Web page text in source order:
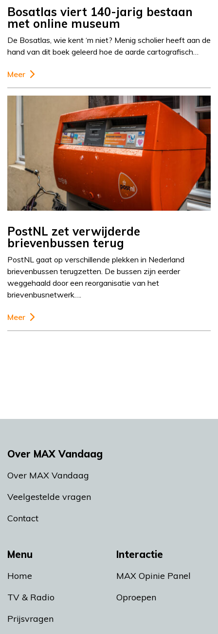
Bosatlas viert 140-jarig bestaan
met online museum
De Bosatlas, wie kent ‘m niet? Menig scholier heeft aan de
hand van dit boek geleerd hoe de aarde cartografisch…
Meer
PostNL zet verwijderde
brievenbussen terug
PostNL gaat op verschillende plekken in Nederland
brievenbussen terugzetten. De bussen zijn eerder
weggehaald door een reorganisatie van het
brievenbusnetwerk….
Meer
Menu
Home
TV & Radio
Prijsvragen
Interactie
MAX Opinie Panel
Oproepen
Over MAX Vandaag
Over MAX Vandaag
Veelgestelde vragen
Contact